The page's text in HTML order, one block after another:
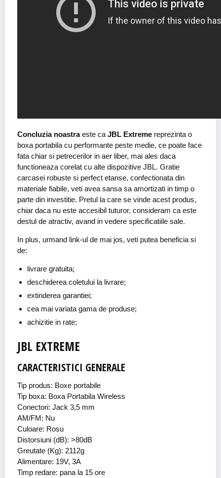
Concluzia noastraeste ca JBL Extreme reprezinta o
boxa portabila cu performante peste medie, ce poate face
fata chiar si petrecerilor in aer liber, mai ales daca
functioneaza corelat cu alte dispozitive JBL. Gratie
carcasei robuste si perfect etanse, confectionata din
materiale fiabile, veti avea sansa sa amortizati in timp o
parte din investitie. Pretul la care se vinde acest produs,
chiar daca nu este accesibil tuturor, consideram ca este
destul de atractiv, avand in vedere specificatiile sale.
In plus, urmand link-ul de mai jos, veti putea beneficia si
de:
livrare gratuita;
deschiderea coletului la livrare;
extinderea garantiei;
cea mai variata gama de produse;
achizitie in rate;
JBL EXTREME
CARACTERISTICI GENERALE
Tip produs: Boxe portabile
Tip boxa: Boxa Portabila Wireless
Conectori: Jack 3,5 mm
AM/FM: Nu
Culoare: Rosu
Distorsiuni (dB): >80dB
Greutate (Kg): 2112g
Alimentare: 19V, 3A
Timp redare: pana la 15 ore